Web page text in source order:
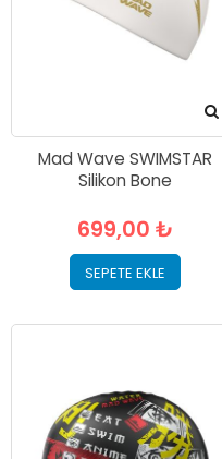
Mad Wave SWIMSTAR
Silikon Bone
699,00 ₺
SEPETE EKLE